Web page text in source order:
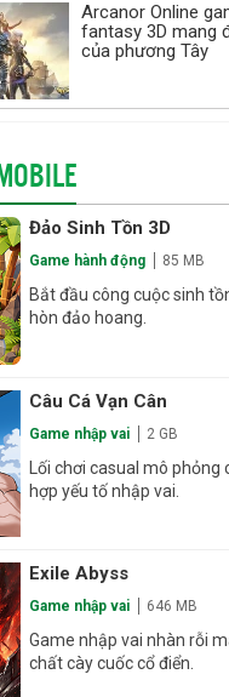
Arcanor Online
fantasy 3D mang
của phương Tây
Đảo Sinh Tồn 3D
Game hành động 85 MB
Bắt đầu công cuộc sinh
hòn đảo hoang.
Câu Cá Vạn Cân
Game nhập vai 2 GB
Lối chơi casual mô phỏng
hợp yếu tố nhập vai.
Exile Abyss
Game nhập vai 646 MB
Game nhập vai nhàn rỗi
chất cày cuốc cổ điển.